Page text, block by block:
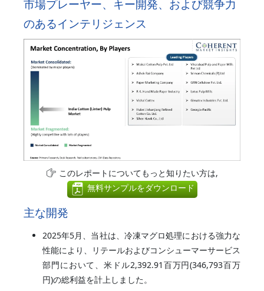
市場プレーヤー、キー開発、および競争力
のあるインテリジェンス
このレポートについてもっと知りたい方は,
無料サンプルをダウンロード
主な開発
2025年5月、当社は、冷凍マグロ処理における強力な
性能により、リテールおよびコンシューマーサービス
部門において、米ドル2,392.91百万円(346,793百万
円)の総利益を計上しました。